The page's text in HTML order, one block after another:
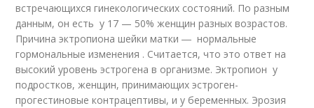
встречающихся гинекологических состояний. По разным
данным, он есть у 17 — 50% женщин разных возрастов.
Причина эктропиона шейки матки ― нормальные
гормональные изменения . Считается, что это ответ на
высокий уровень эстрогена в организме. Эктропион у
подростков, женщин, принимающих эстроген-
прогестиновые контрацептивы, и у беременных. Эрозия